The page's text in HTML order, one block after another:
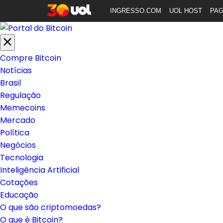
INGRESSO.COM UOL HOST
Compre Bitcoin
Notícias
Brasil
Regulação
Memecoins
Mercado
Política
Negócios
Tecnologia
Inteligência Artificial
Cotações
Educação
O que são criptomoedas?
O que é Bitcoin?